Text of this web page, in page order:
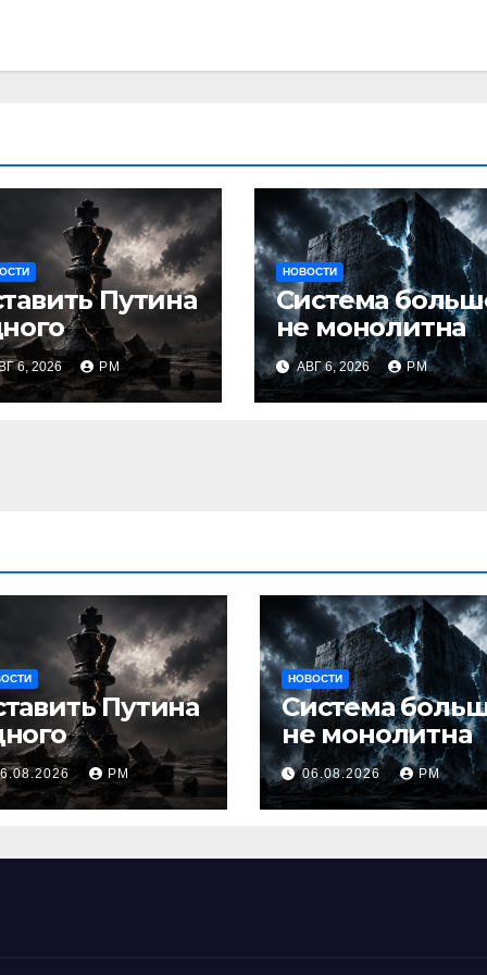
Путина
6, 2026 РМ
НОВОСТИ
Система
не монолитна
АВГ 6, 2026 РМ
Путина
РМ
НОВОСТИ
Система
не монолитна
06.08.2026 РМ